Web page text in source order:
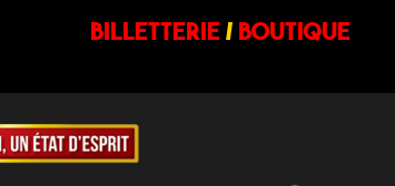
billetterie/ BOUTIQUE